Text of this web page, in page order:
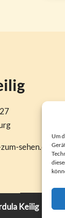
Um
sehen.de
Keilig